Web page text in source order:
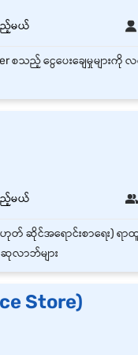
ည့်မယ်
ည့်မယ်
လာဘ်များ
Store)